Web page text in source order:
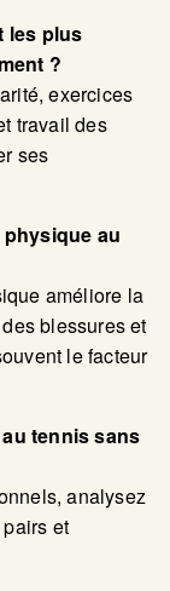
les plus
?
exercices
travail des
ses
au
améliore la
blessures et
le facteur
tennis sans
analysez
et